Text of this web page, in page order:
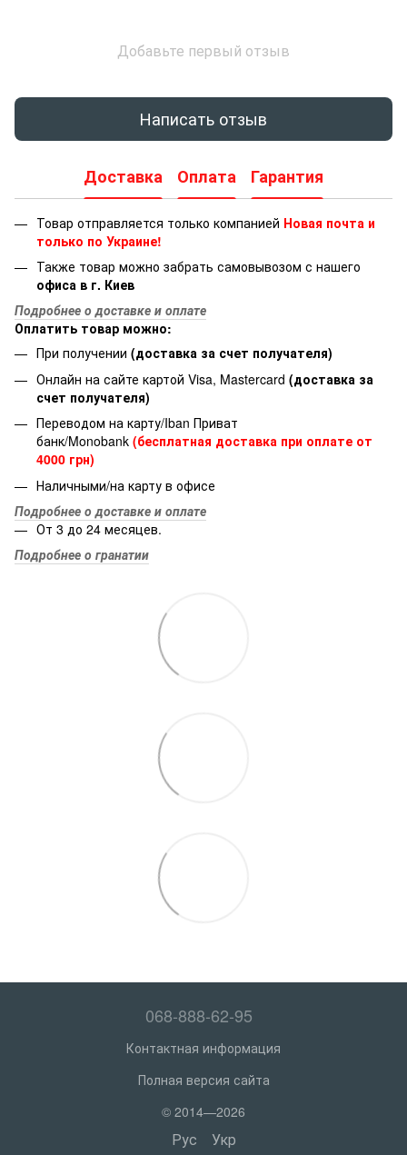
Добавьте первый отзыв
Написать отзыв
Доставка Оплата Гарантия
Товар отправляется только компанией Новая почта и
только по Украине!
Также товар можно забрать самовывозом с нашего
офиса в г. Киев
Подробнее о доставке и оплате
Оплатить товар можно:
При получении (доставка за счет получателя)
Онлайн на сайте картой Visa, Mastercard (доставка за
счет получателя)
Переводом на карту/Iban Приват
банк/Monobank (бесплатная доставка при оплате от
4000 грн)
Наличными/на карту в офисе
Подробнее о доставке и оплате
От 3 до 24 месяцев.
Подробнее о гранатии
068-888-62-95
Контактная информация
Полная версия сайта
© 2014—2026
Рус Укр